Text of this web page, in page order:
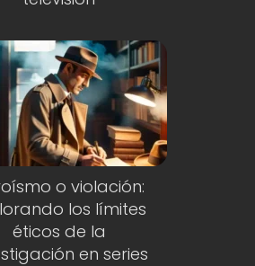
o violación:
los límites
éticos de la
en series